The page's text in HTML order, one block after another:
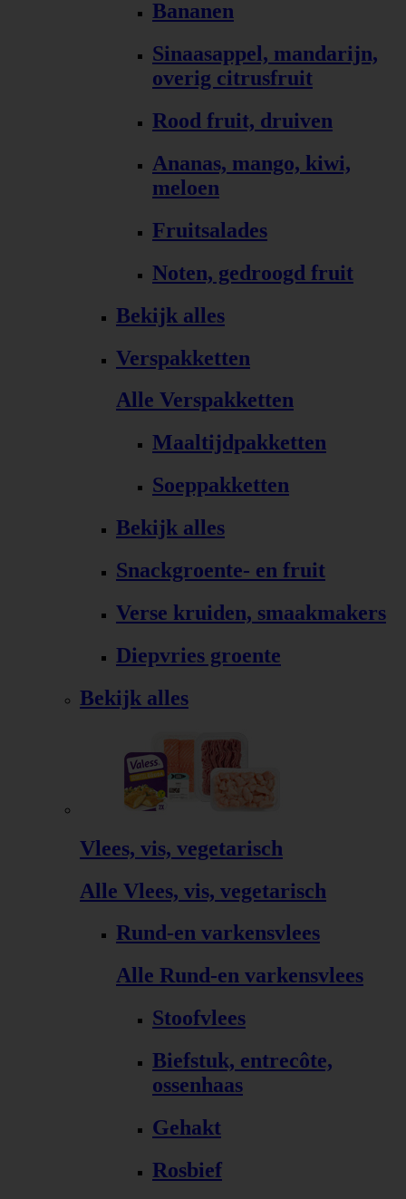
Bananen
Sinaasappel, mandarijn,
overig citrusfruit
Rood fruit, druiven
Ananas, mango, kiwi,
meloen
Fruitsalades
Noten, gedroogd fruit
Bekijk alles
Verspakketten
Alle Verspakketten
Maaltijdpakketten
Soeppakketten
Bekijk alles
Snackgroente- en fruit
Verse kruiden, smaakmakers
Diepvries groente
Bekijk alles
Vlees, vis, vegetarisch
Alle Vlees, vis, vegetarisch
Rund-en varkensvlees
Alle Rund-en varkensvlees
Stoofvlees
Biefstuk, entrecôte,
ossenhaas
Gehakt
Rosbief